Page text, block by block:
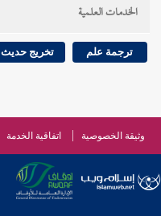
الخدمات العلمية
ترجمة علم تخريج حديث
وثيقة الخصوصية اتفاقية الخدمة